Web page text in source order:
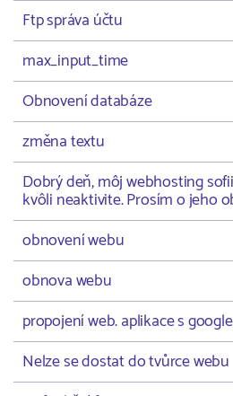
Ftp správa účtu
max_input_time
Obnovení databáze
změna textu
Dobrý deň, môj webhosting
kvôli neaktivite. Prosím o jeho
obnovení webu
obnova webu
propojení web. aplikace s
Nelze se dostat do tvůrce webu